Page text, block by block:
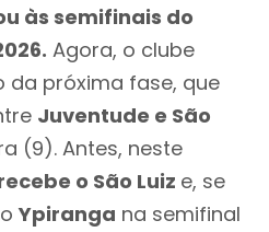
às semifinais do
Agora, o clube
da próxima fase, que
Juventude e São
(9). Antes, neste
o São Luiz e, se
Ypiranga na semifinal